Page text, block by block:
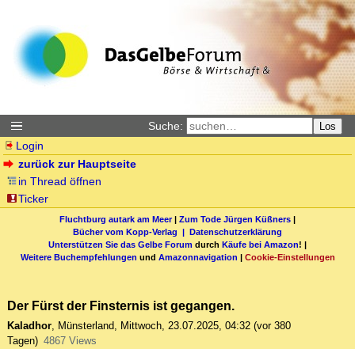
Suche: Los
Login
zurück zur Hauptseite
in Thread öffnen
Ticker
Fluchtburg autark am Meer| Zum Tode Jürgen Küßners |
Bücher vom Kopp-Verlag | Datenschutzerklärung
Unterstützen Sie das Gelbe Forum durch Käufe bei Amazon! |
Weitere Buchempfehlungen und Amazonnavigation | Cookie-Einstellungen
Der Fürst der Finsternis ist gegangen.
Kaladhor, Münsterland, Mittwoch, 23.07.2025, 04:32 (vor 380
Tagen) 4867 Views